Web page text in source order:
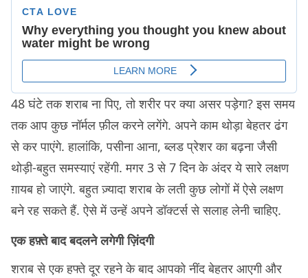
48 घंटे तक शराब ना पिए, तो शरीर पर क्या असर पड़ेगा? इस समय
तक आप कुछ नॉर्मल फ़ील करने लगेंगे. अपने काम थोड़ा बेहतर ढंग
से कर पाएंगे. हालांकि, पसीना आना, ब्लड प्रेशर का बढ़ना जैसी
थोड़ी-बहुत समस्याएं रहेंगी. मगर 3 से 7 दिन के अंदर ये सारे लक्षण
ग़ायब हो जाएंगे. बहुत ज़्यादा शराब के लती कुछ लोगों में ऐसे लक्षण
बने रह सकते हैं. ऐसे में उन्हें अपने डॉक्टर्स से सलाह लेनी चाहिए.
एक हफ़्ते बाद बदलने लगेगी ज़िंदगी
शराब से एक हफ्ते दूर रहने के बाद आपको नींद बेहतर आएगी और